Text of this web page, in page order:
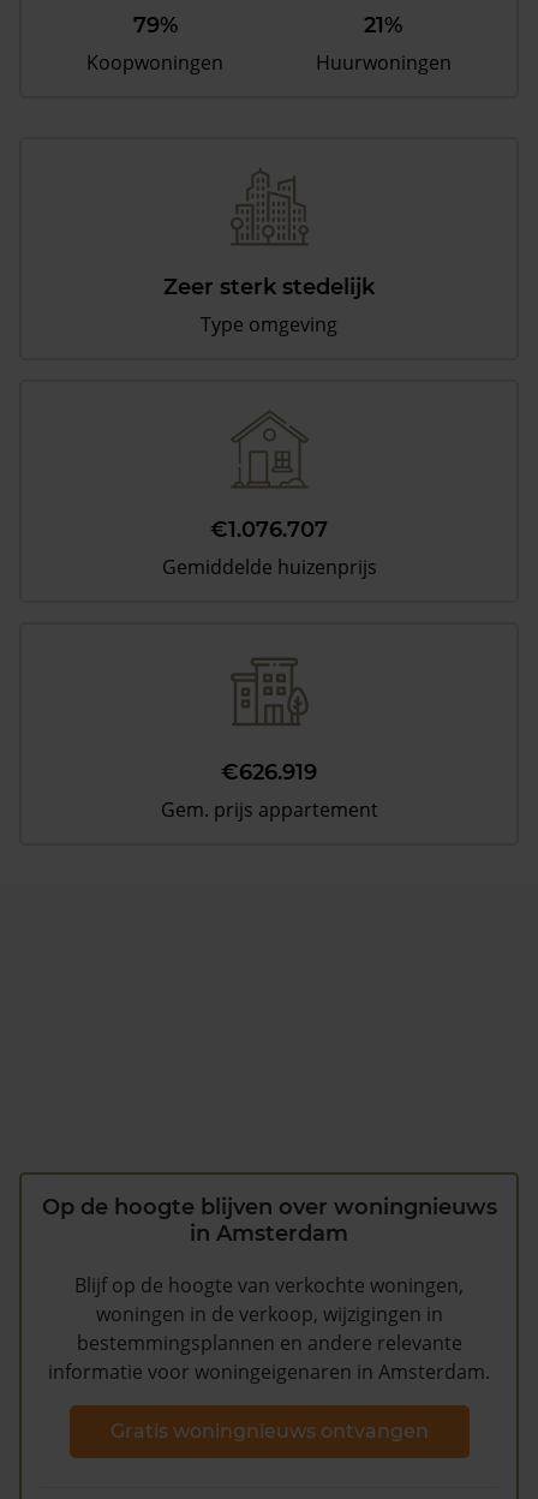
79%
Koopwoningen
21%
Huurwoningen
Zeer sterk stedelijk
Type omgeving
€1.076.707
Gemiddelde huizenprijs
€626.919
Gem. prijs appartement
Op de hoogte blijven over woningnieuws
in Amsterdam
Blijf op de hoogte van verkochte woningen,
woningen in de verkoop, wijzigingen in
bestemmingsplannen en andere relevante
informatie voor woningeigenaren in Amsterdam.
Gratis woningnieuws ontvangen